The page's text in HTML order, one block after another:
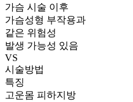
가슴 시술 이후
가슴성형 부작용과
같은 위험성
발생 가능성 있음
VS
시술방법
특징
고운몸 피하지방